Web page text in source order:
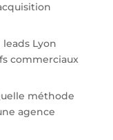
Lyon
commerciaux
méthode
agence